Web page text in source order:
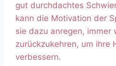
gut durchdachtes
kann die Motivation der
sie dazu anregen, immer
zurückzukehren, um ihre
verbessern.